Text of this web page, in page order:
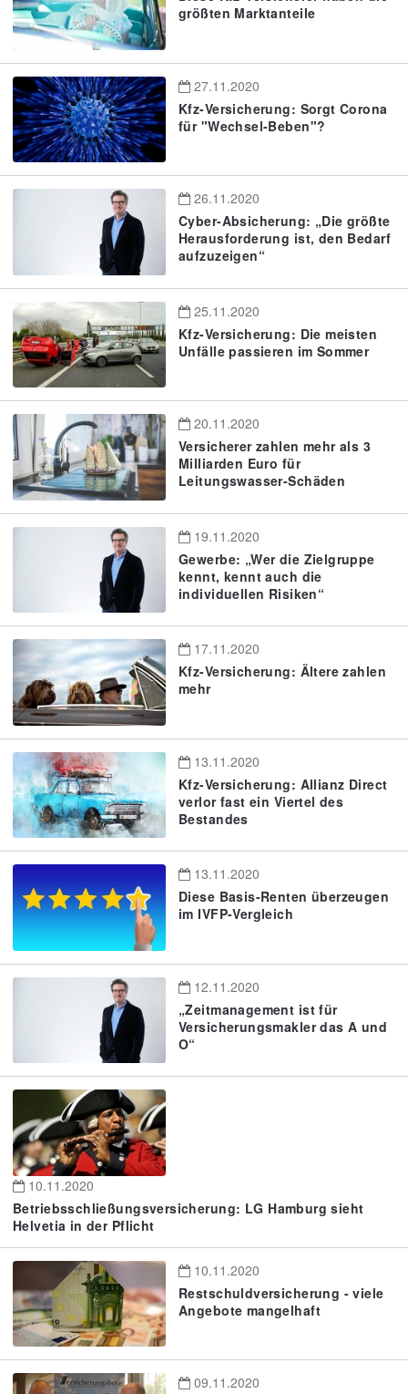
größten Marktanteile
27.11.2020
Kfz-Versicherung: Sorgt Corona
für "Wechsel-Beben"?
26.11.2020
Cyber-Absicherung: „Die größte
Herausforderung ist, den Bedarf
aufzuzeigen“
25.11.2020
Kfz-Versicherung: Die meisten
Unfälle passieren im Sommer
20.11.2020
Versicherer zahlen mehr als 3
Milliarden Euro für
Leitungswasser-Schäden
19.11.2020
Gewerbe: „Wer die Zielgruppe
kennt, kennt auch die
individuellen Risiken“
17.11.2020
Kfz-Versicherung: Ältere zahlen
mehr
13.11.2020
Kfz-Versicherung: Allianz Direct
verlor fast ein Viertel des
Bestandes
13.11.2020
Diese Basis-Renten überzeugen
im IVFP-Vergleich
12.11.2020
„Zeitmanagement ist für
Versicherungsmakler das A und
O“
10.11.2020
Betriebsschließungsversicherung: LG Hamburg sieht
Helvetia in der Pflicht
10.11.2020
Restschuldversicherung - viele
Angebote mangelhaft
09.11.2020